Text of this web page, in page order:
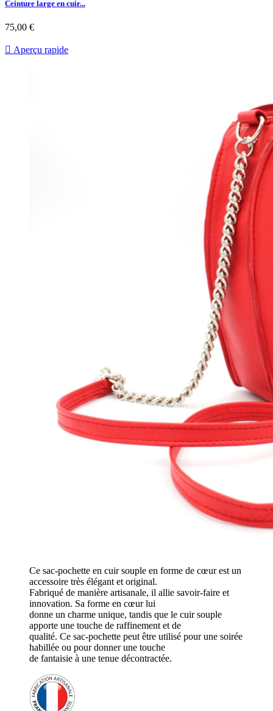
Ceinture large en cuir...
75,00 €
 Aperçu rapide
Ce sac-pochette en cuir souple en forme de cœur est un
accessoire très élégant et original.
Fabriqué de manière artisanale, il allie savoir-faire et
innovation. Sa forme en cœur lui
donne un charme unique, tandis que le cuir souple
apporte une touche de raffinement et de
qualité. Ce sac-pochette peut être utilisé pour une soirée
habillée ou pour donner une touche
de fantaisie à une tenue décontractée.